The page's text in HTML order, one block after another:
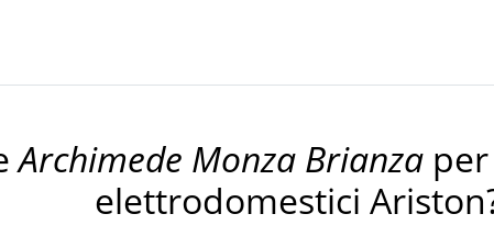
Archimede Monza Brianzaper
elettrodomestici